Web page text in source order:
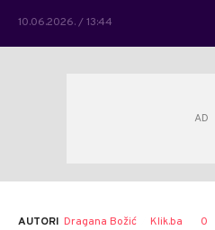
10.06.2026. / 13:44
AUTORI Dragana Božić Klik.ba 0